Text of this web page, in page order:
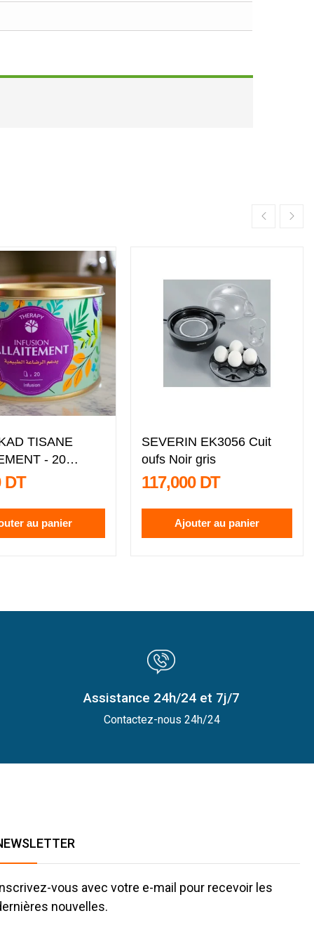
TISANE
- 20
DT
au panier
SEVERIN EK3056 Cuit
oufs Noir gris
117,000 DT
Ajouter au panier
Assistance 24h/24 et 7j/7
Contactez-nous 24h/24
vous avec votre e-mail pour recevoir les
nouvelles.